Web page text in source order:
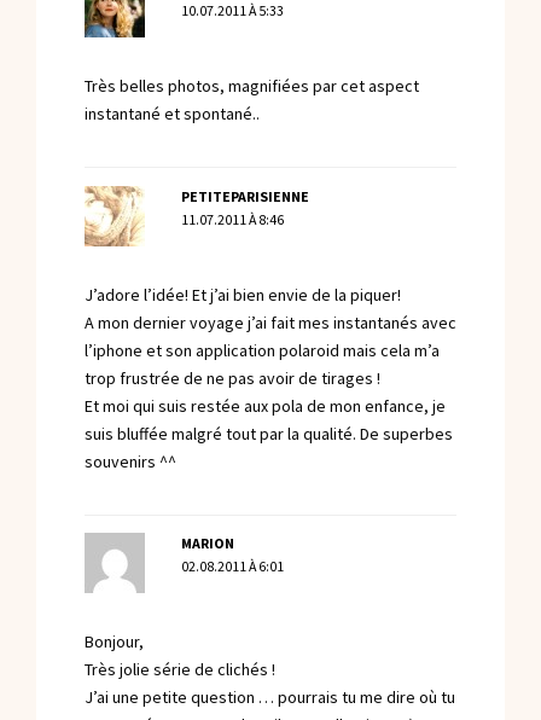
10.07.2011 À 5:33
Très belles photos, magnifiées par cet aspect
instantané et spontané..
PETITEPARISIENNE
11.07.2011 À 8:46
J’adore l’idée! Et j’ai bien envie de la piquer!
A mon dernier voyage j’ai fait mes instantanés avec
l’iphone et son application polaroid mais cela m’a
trop frustrée de ne pas avoir de tirages !
Et moi qui suis restée aux pola de mon enfance, je
suis bluffée malgré tout par la qualité. De superbes
souvenirs ^^
MARION
02.08.2011 À 6:01
Bonjour,
Très jolie série de clichés !
J’ai une petite question … pourrais tu me dire où tu